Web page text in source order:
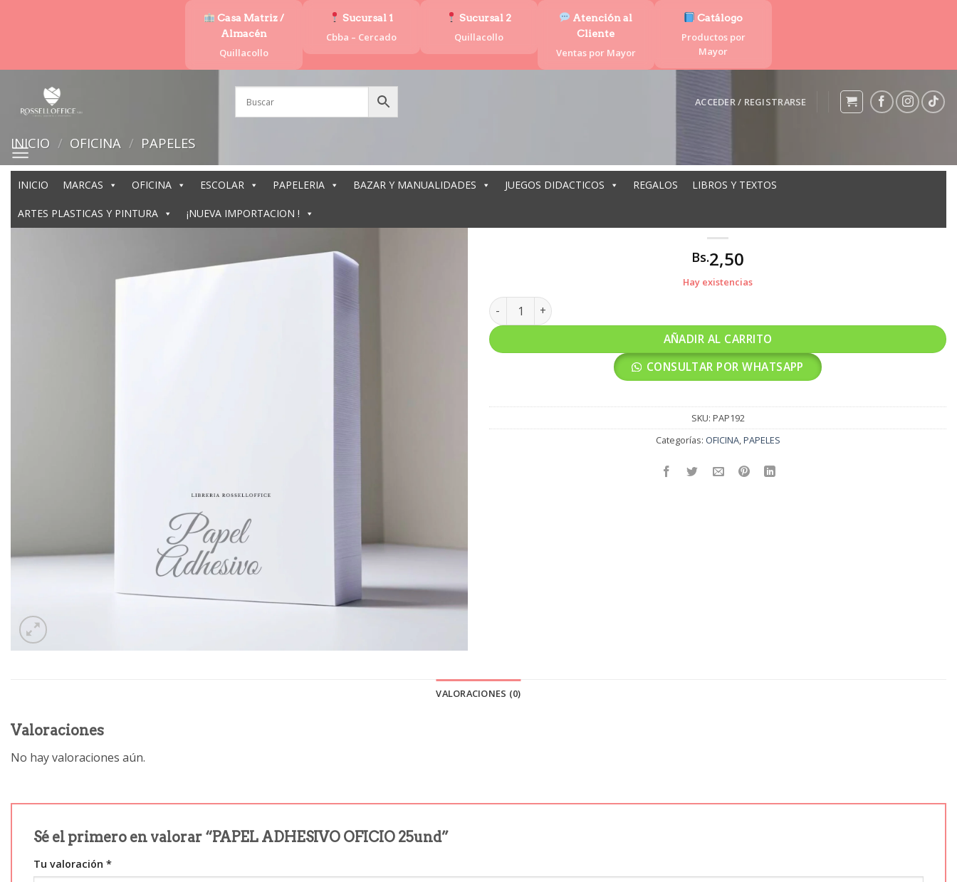
Casa Matriz /
Almacén
Quillacollo
Sucursal 1
Cbba – Cercado
Sucursal 2
Quillacollo
Atención al
Cliente
Ventas por Mayor
Catálogo
Productos por
Mayor
ACCEDER / REGISTRARSE
INICIO MARCAS OFICINA ESCOLAR PAPELERIA BAZAR Y MANUALIDADES JUEGOS DIDACTICOS REGALOS LIBROS Y TEXTOS
ARTES PLASTICAS Y PINTURA ¡NUEVA IMPORTACION !
INICIO / OFICINA / PAPELES
Bs.2,50
Hay existencias
PAPEL ADHESIVO OFICIO 25und cantidad
AÑADIR AL CARRITO
CONSULTAR POR WHATSAPP
SKU: PAP192
Categorías: OFICINA,PAPELES
VALORACIONES (0)
Valoraciones
No hay valoraciones aún.
Sé el primero en valorar “PAPEL ADHESIVO OFICIO 25und”
Tu valoración *